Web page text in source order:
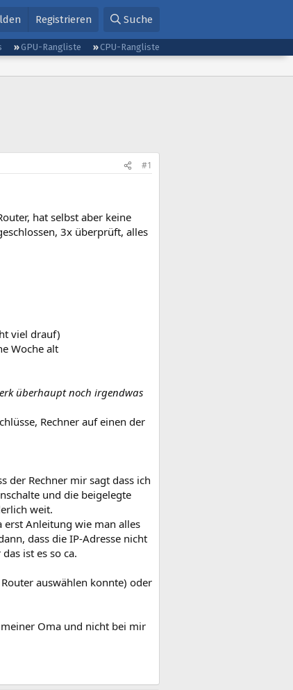
Registrieren Suche
GPU-Rangliste
CPU-Rangliste
#1
hat selbst aber keine
3x überprüft, alles
viel drauf)
Woche alt
überhaupt noch irgendwas
Rechner auf einen der
der Rechner mir sagt dass ich
und die beigelegte
weit.
erst Anleitung wie man alles
dass die IP-Adresse nicht
ist es so ca.
auswählen konnte) oder
Oma und nicht bei mir